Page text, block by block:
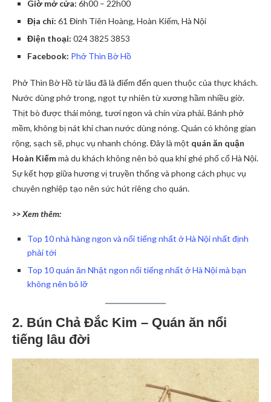
Giờ mở cửa: 6h00 – 22h00
Địa chỉ: 61 Đinh Tiên Hoàng, Hoàn Kiếm, Hà Nội
Điện thoại: 024 3825 3853
Facebook: Phở Thìn Bờ Hồ
Phở Thìn Bờ Hồ từ lâu đã là điểm đến quen thuộc của thực khách.
Nước dùng phở trong, ngọt tự nhiên từ xương hầm nhiều giờ.
Thịt bò được thái mỏng, tươi ngon và chín vừa phải. Bánh phở
mềm, không bị nát khi chan nước dùng nóng. Quán có không gian
rộng, sạch sẽ, phục vụ nhanh chóng. Đây là một quán ăn quận
Hoàn Kiếmmà du khách không nên bỏ qua khi ghé phố cổ Hà Nội.
Sự kết hợp giữa hương vị truyền thống và phong cách phục vụ
chuyên nghiệp tạo nên sức hút riêng cho quán.
>> Xem thêm:
Top 10 nhà hàng ngon và nổi tiếng nhất ở Hà Nội nhất định
phải tới
Top 10 quán ăn Nhật ngon nổi tiếng nhất ở Hà Nội mà bạn
không nên bỏ lỡ
2. Bún Chả Đắc Kim – Quán ăn nổi
tiếng lâu đời